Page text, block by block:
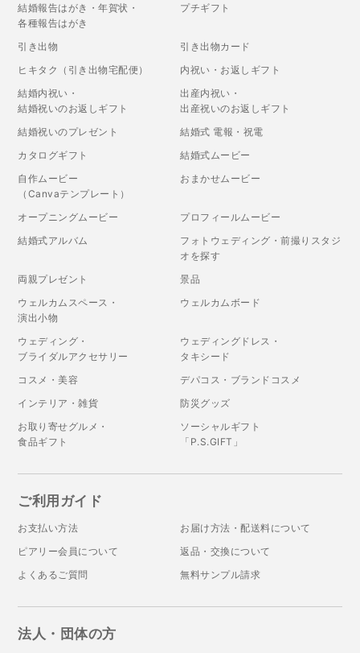
結婚報告はがき・年賀状・
各種報告はがき
プチギフト
引き出物
引き出物カード
ヒキタク（引き出物宅配便）
内祝い・お返しギフト
結婚内祝い・
結婚祝いのお返しギフト
出産内祝い・
出産祝いのお返しギフト
結婚祝いのプレゼント
結婚式 電報・祝電
カタログギフト
結婚式ムービー
自作ムービー
（Canvaテンプレート）
おまかせムービー
オープニングムービー
プロフィールムービー
結婚式アルバム
フォトウェディング・前撮りスタジ
オを探す
両親プレゼント
景品
ウェルカムスペース・
演出小物
ウェルカムボード
ウェディング・
ブライダルアクセサリー
ウェディングドレス・
タキシード
コスメ・美容
デパコス・ブランドコスメ
インテリア・雑貨
防災グッズ
お取り寄せグルメ・
食品ギフト
ソーシャルギフト
「P.S.GIFT」
ご利用ガイド
お支払い方法
お届け方法・配送料について
ピアリー会員について
返品・交換について
よくあるご質問
無料サンプル請求
法人・団体の方